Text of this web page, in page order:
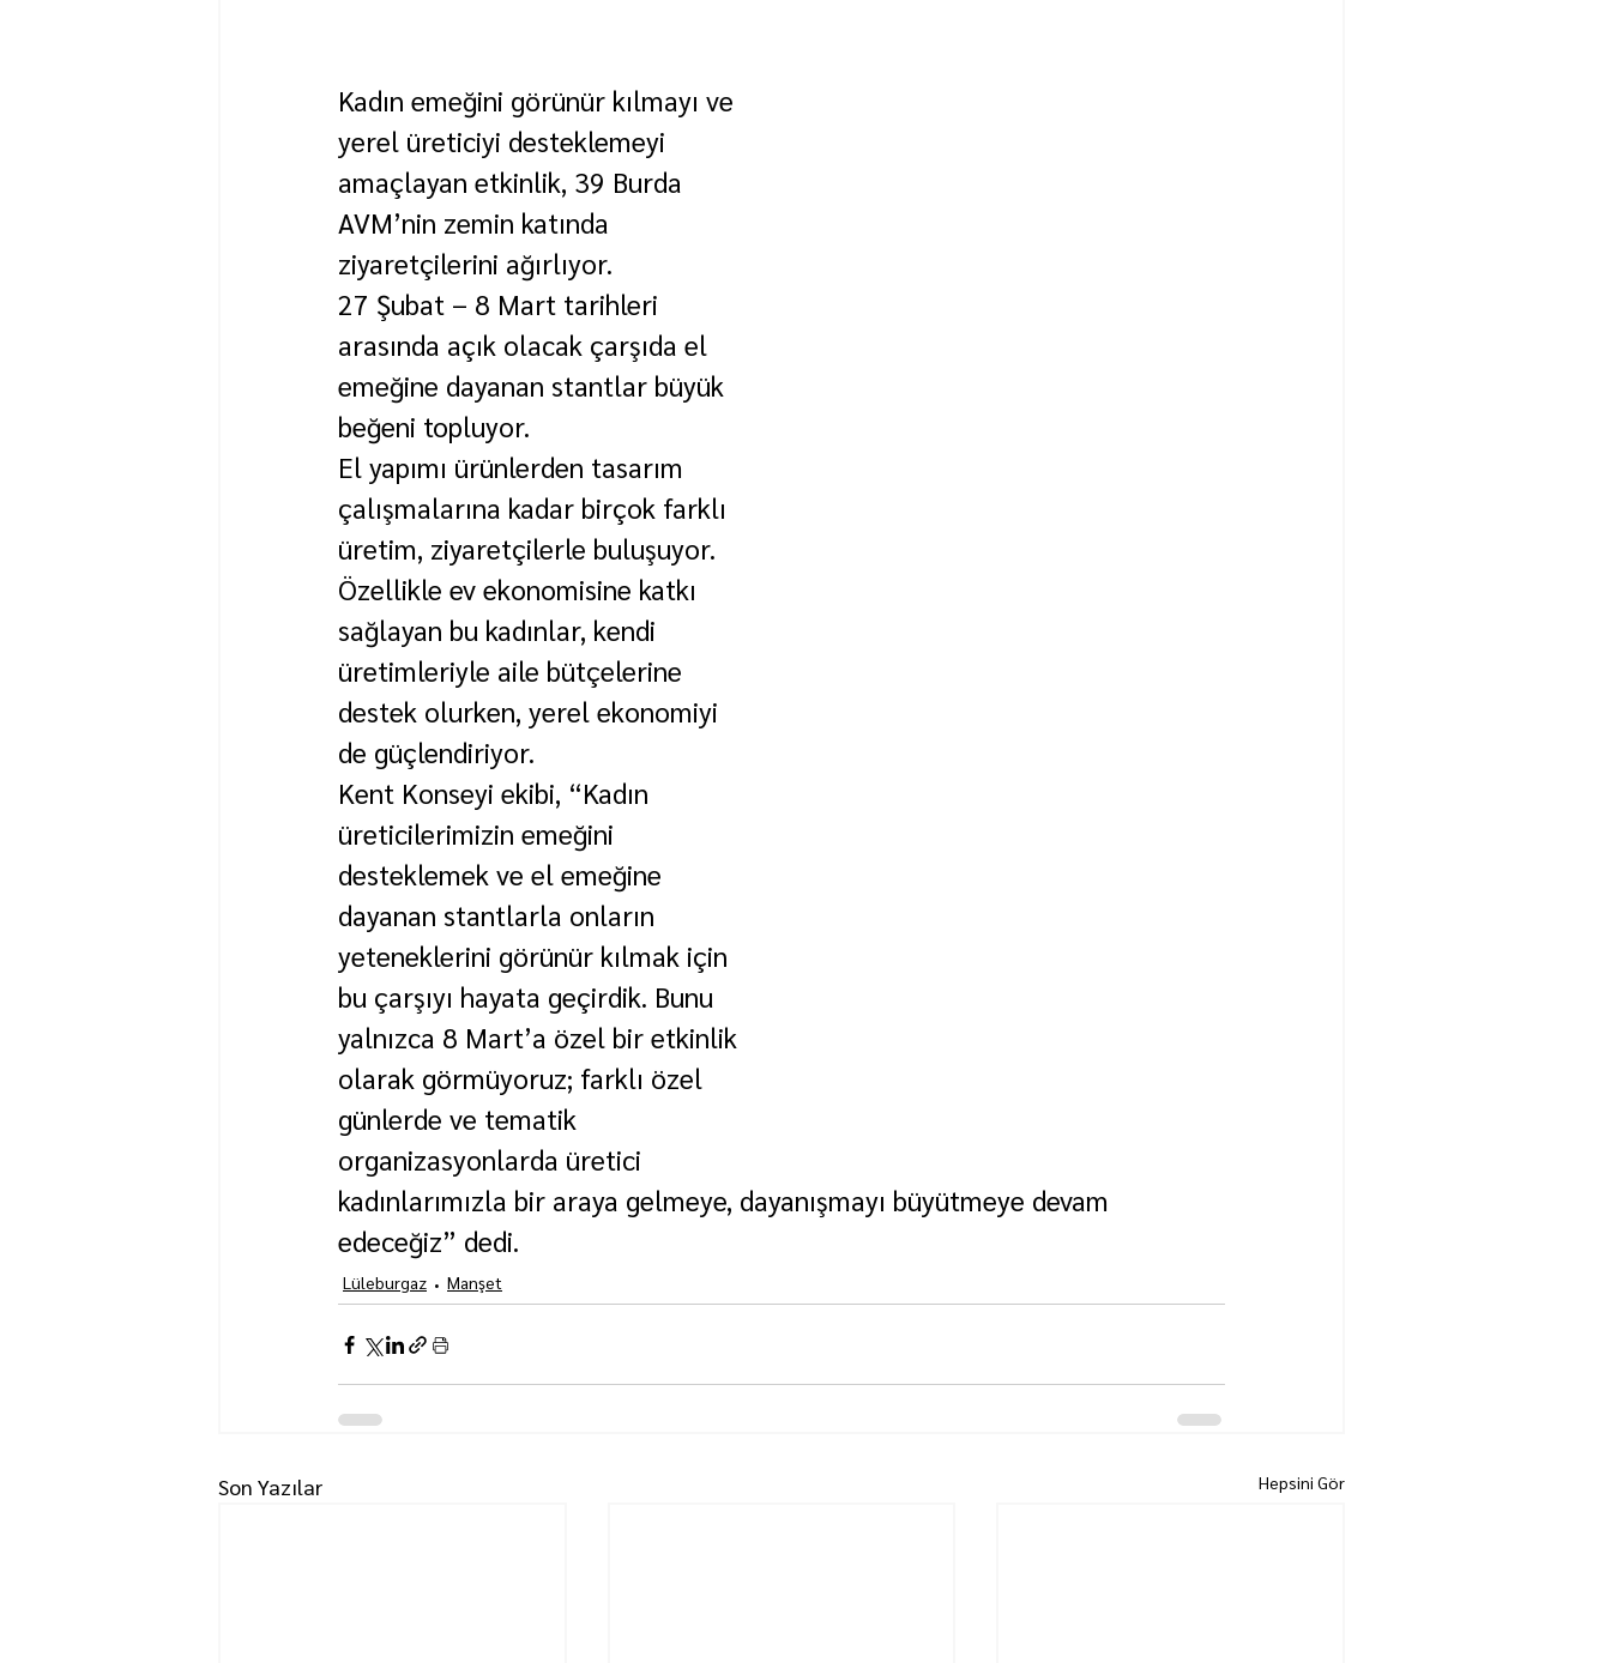
Kadın emeğini görünür kılmayı ve
yerel üreticiyi desteklemeyi
amaçlayan etkinlik, 39 Burda
AVM’nin zemin katında
ziyaretçilerini ağırlıyor.
27 Şubat – 8 Mart tarihleri
arasında açık olacak çarşıda el
emeğine dayanan stantlar büyük
beğeni topluyor.
El yapımı ürünlerden tasarım
çalışmalarına kadar birçok farklı
üretim, ziyaretçilerle buluşuyor.
Özellikle ev ekonomisine katkı
sağlayan bu kadınlar, kendi
üretimleriyle aile bütçelerine
destek olurken, yerel ekonomiyi
de güçlendiriyor.
Kent Konseyi ekibi, “Kadın
üreticilerimizin emeğini
desteklemek ve el emeğine
dayanan stantlarla onların
yeteneklerini görünür kılmak için
bu çarşıyı hayata geçirdik. Bunu
yalnızca 8 Mart’a özel bir etkinlik
olarak görmüyoruz; farklı özel
günlerde ve tematik
organizasyonlarda üretici
kadınlarımızla bir araya gelmeye, dayanışmayı büyütmeye devam
edeceğiz” dedi.
Lüleburgaz Manşet
Son Yazılar Hepsini Gör